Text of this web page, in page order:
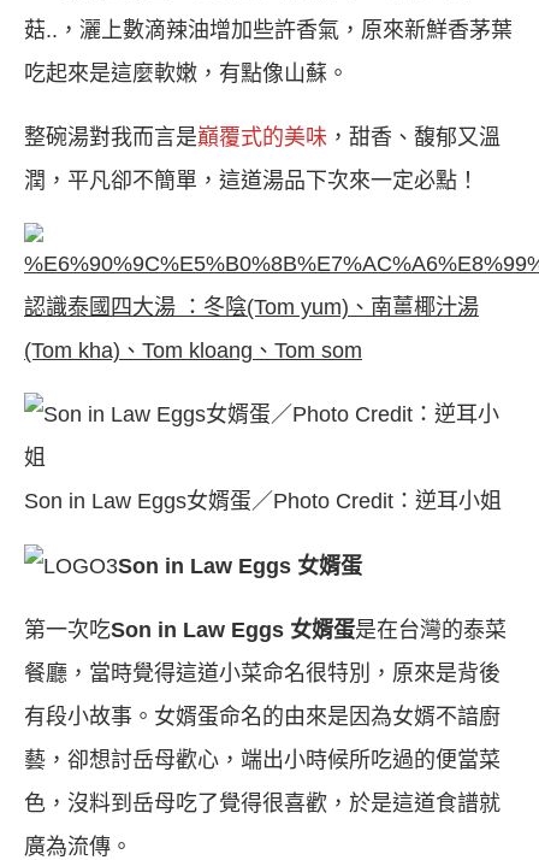
菇..，灑上數滴辣油增加些許香氣，原來新鮮香茅葉
吃起來是這麼軟嫩，有點像山蘇。
整碗湯對我而言是巔覆式的美味 ，甜香、馥郁又溫
潤，平凡卻不簡單，這道湯品下次來一定必點！
認識泰國四大湯 ：冬陰(Tom yum)、南薑椰汁湯
(Tom kha)、Tom kloang、Tom som
Son in Law Eggs女婿蛋／Photo Credit：逆耳小姐
Son in Law Eggs 女婿蛋
第一次吃Son in Law Eggs 女婿蛋是在台灣的泰菜
餐廳，當時覺得這道小菜命名很特別，原來是背後
有段小故事。女婿蛋命名的由來是因為女婿不諳廚
藝，卻想討岳母歡心，端出小時候所吃過的便當菜
色，沒料到岳母吃了覺得很喜歡，於是這道食譜就
廣為流傳。